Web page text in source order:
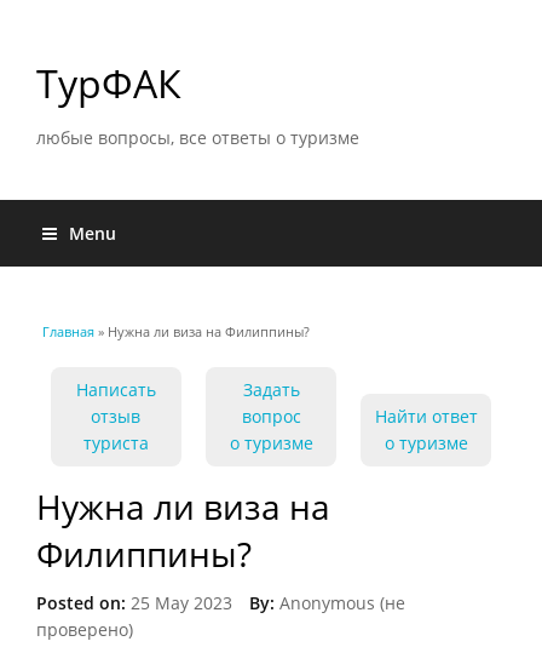
ТурФАК
любые вопросы, все ответы о туризме
Menu
Главная » Нужна ли виза на Филиппины?
Написать
отзыв
туриста
Задать
вопрос
о туризме
Найти ответ
о туризме
Нужна ли виза на
Филиппины?
Posted on: 25 May 2023 By: Anonymous (не
проверено)